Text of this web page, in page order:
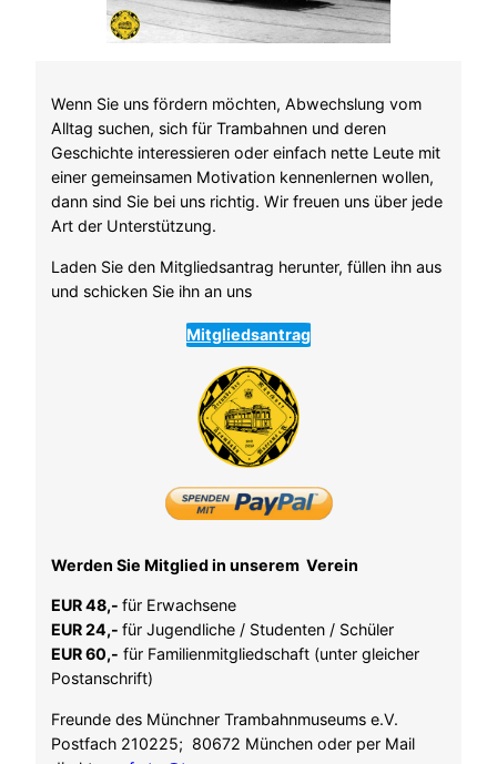
Wenn Sie uns fördern möchten, Abwechslung vom
Alltag suchen, sich für Trambahnen und deren
Geschichte interessieren oder einfach nette Leute mit
einer gemeinsamen Motivation kennenlernen wollen,
dann sind Sie bei uns richtig. Wir freuen uns über jede
Art der Unterstützung.
Laden Sie den Mitgliedsantrag herunter, füllen ihn aus
und schicken Sie ihn an uns
Mitgliedsantrag
Werden Sie Mitglied in unserem Verein
EUR 48,- für Erwachsene
EUR 24,- für Jugendliche / Studenten / Schüler
EUR 60,- für Familienmitgliedschaft (unter gleicher
Postanschrift)
Freunde des Münchner Trambahnmuseums e.V.
Postfach 210225; 80672 München oder per Mail